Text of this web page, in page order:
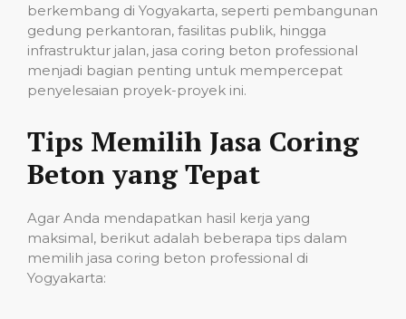
berkembang di Yogyakarta, seperti pembangunan
gedung perkantoran, fasilitas publik, hingga
infrastruktur jalan, jasa coring beton professional
menjadi bagian penting untuk mempercepat
penyelesaian proyek-proyek ini.
Tips Memilih Jasa Coring
Beton yang Tepat
Agar Anda mendapatkan hasil kerja yang
maksimal, berikut adalah beberapa tips dalam
memilih jasa coring beton professional di
Yogyakarta: